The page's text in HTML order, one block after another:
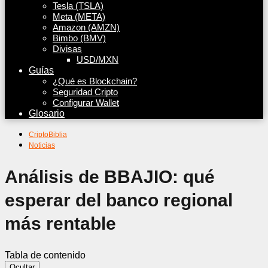
Tesla (TSLA)
Meta (META)
Amazon (AMZN)
Bimbo (BMV)
Divisas
USD/MXN
Guías
¿Qué es Blockchain?
Seguridad Cripto
Configurar Wallet
Glosario
CriptoBiblia
Noticias
Análisis de BBAJIO: qué
esperar del banco regional
más rentable
Tabla de contenido